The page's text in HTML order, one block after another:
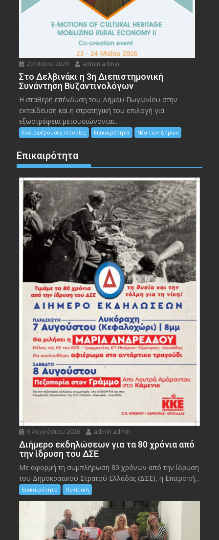
20 Μαΐου 2026 admin admin
Στο Δελβινάκι η 3η Διεπιστημονική
Συνάντηση Βυζαντινολόγων
Η σταθερή επένδυση του Δήμου Πωγωνίου στην
εκπαίδευση και η στρατηγική του επιλογή για
εξωστρέφεια μετουσιώνονται...
Ενδιαφέρουσες Ιστορίες Επικαιρότητα Νέα των Δήμων
Επικαιρότητα
6 Αυγούστου 2026 admin admin
Διήμερο εκδηλώσεων για τα 80 χρόνια από
την ίδρυση του ΔΣΕ
Με αφορμή τη συμπλήρωση 80 χρόνων από την ίδρυση
του Δημοκρατικού Στρατού Ελλάδας (ΔΣΕ), η Επιτροπή...
Επικαιρότητα Πολιτική